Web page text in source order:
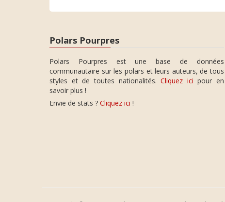
Polars Pourpres
Polars Pourpres est une base de données
communautaire sur les polars et leurs auteurs, de tous
styles et de toutes nationalités.Cliquez ici pour en
savoir plus !
Envie de stats ? Cliquez ici !